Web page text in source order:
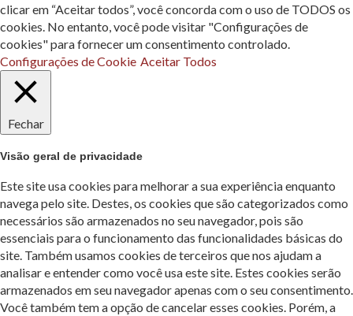
clicar em “Aceitar todos”, você concorda com o uso de TODOS os
cookies. No entanto, você pode visitar "Configurações de
cookies" para fornecer um consentimento controlado.
Configurações de Cookie Aceitar Todos
Fechar
Visão geral de privacidade
Este site usa cookies para melhorar a sua experiência enquanto
navega pelo site. Destes, os cookies que são categorizados como
necessários são armazenados no seu navegador, pois são
essenciais para o funcionamento das funcionalidades básicas do
site. Também usamos cookies de terceiros que nos ajudam a
analisar e entender como você usa este site. Estes cookies serão
armazenados em seu navegador apenas com o seu consentimento.
Você também tem a opção de cancelar esses cookies. Porém, a